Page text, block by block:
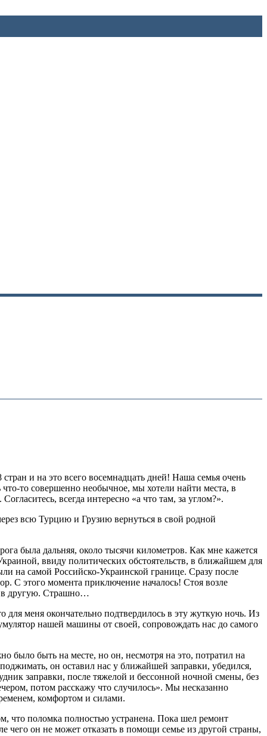
и на это всего восемнадцать дней! Наша семья очень
то совершенно необычное, мы хотели найти места, в
всегда интересно «а что там, за углом?».
всю Турцию и Грузию вернуться в свой родной
была дальняя, около тысячи километров. Как мне кажется
ввиду политических обстоятельств, в ближайшем для
на самой Российско-Украинской границе. Сразу после
С этого момента приключение началось! Стоя возле
в другую. Страшно…
меня окончательно подтвердилось в эту жуткую ночь. Из
нашей машины от своей, сопровождать нас до самого
было быть на месте, но он, несмотря на это, потратил на
он оставил нас у ближайшей заправки, убедился,
заправки, после тяжелой и бессонной ночной смены, без
потом расскажу что случилось». Мы несказанно
комфортом и силами.
что поломка полностью устранена. Пока шел ремонт
чего он не может отказать в помощи семье из другой страны,